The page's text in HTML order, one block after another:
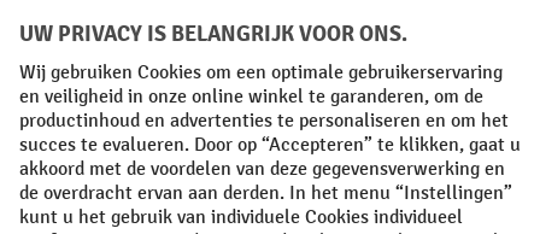
Algemene leveringsvoorwaarden Copyright
Privacyverklaring Privacy Instellingen
All prices excl. VAT plusshipping costs and possible delivery charges,
if not stated otherwise.